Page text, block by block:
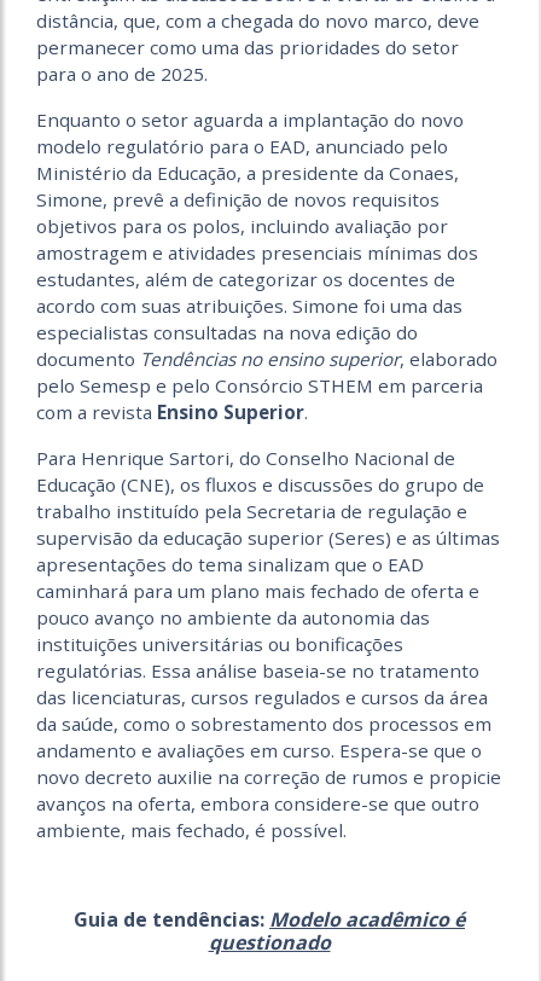
distância, que, com a chegada do novo marco, deve
permanecer como uma das prioridades do setor
para o ano de 2025.
Enquanto o setor aguarda a implantação do novo
modelo regulatório para o EAD, anunciado pelo
Ministério da Educação, a presidente da Conaes,
Simone, prevê a definição de novos requisitos
objetivos para os polos, incluindo avaliação por
amostragem e atividades presenciais mínimas dos
estudantes, além de categorizar os docentes de
acordo com suas atribuições. Simone foi uma das
especialistas consultadas na nova edição do
documento Tendências no ensino superior, elaborado
pelo Semesp e pelo Consórcio STHEM em parceria
com a revista Ensino Superior.
Para Henrique Sartori, do Conselho Nacional de
Educação (CNE), os fluxos e discussões do grupo de
trabalho instituído pela Secretaria de regulação e
supervisão da educação superior (Seres) e as últimas
apresentações do tema sinalizam que o EAD
caminhará para um plano mais fechado de oferta e
pouco avanço no ambiente da autonomia das
instituições universitárias ou bonificações
regulatórias. Essa análise baseia-se no tratamento
das licenciaturas, cursos regulados e cursos da área
da saúde, como o sobrestamento dos processos em
andamento e avaliações em curso. Espera-se que o
novo decreto auxilie na correção de rumos e propicie
avanços na oferta, embora considere-se que outro
ambiente, mais fechado, é possível.
Guia de tendências: Modelo acadêmico é
questionado